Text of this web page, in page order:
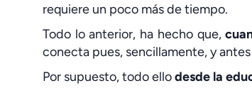
requiere un poco más de tiempo.
Todo lo anterior, ha hecho que,
conecta pues, sencillamente, y
Por supuesto, todo ellodesde la